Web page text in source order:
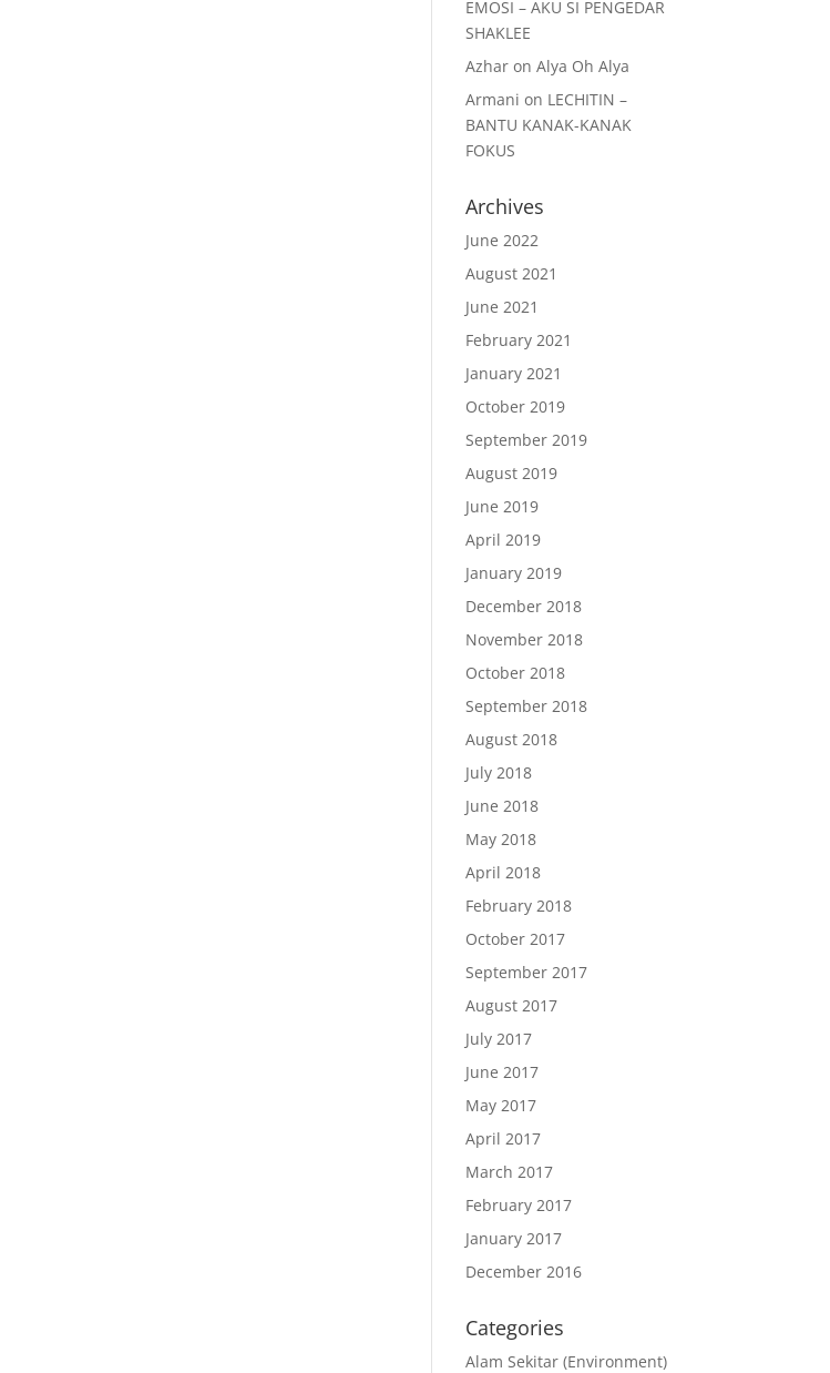
EMOSI – AKU SI PENGEDAR
SHAKLEE
Azhar onAlya Oh Alya
Armani on LECHITIN –
BANTU KANAK-KANAK
FOKUS
Archives
June 2022
August 2021
June 2021
February 2021
January 2021
October 2019
September 2019
August 2019
June 2019
April 2019
January 2019
December 2018
November 2018
October 2018
September 2018
August 2018
July 2018
June 2018
May 2018
April 2018
February 2018
October 2017
September 2017
August 2017
July 2017
June 2017
May 2017
April 2017
March 2017
February 2017
January 2017
December 2016
Categories
Alam Sekitar (Environment)